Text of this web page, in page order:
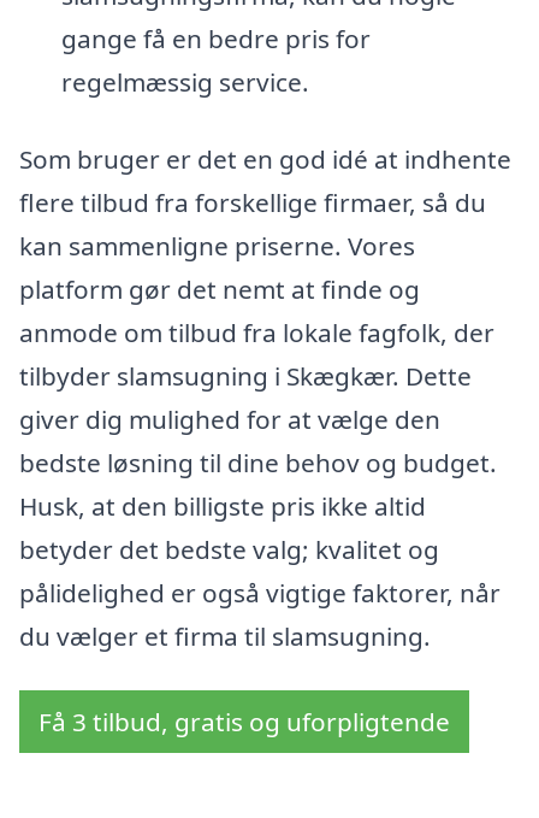
gange få en bedre pris for
regelmæssig service.
Som bruger er det en god idé at indhente
flere tilbud fra forskellige firmaer, så du
kan sammenligne priserne. Vores
platform gør det nemt at finde og
anmode om tilbud fra lokale fagfolk, der
tilbyder slamsugning i Skægkær. Dette
giver dig mulighed for at vælge den
bedste løsning til dine behov og budget.
Husk, at den billigste pris ikke altid
betyder det bedste valg; kvalitet og
pålidelighed er også vigtige faktorer, når
du vælger et firma til slamsugning.
Få 3 tilbud, gratis og uforpligtende